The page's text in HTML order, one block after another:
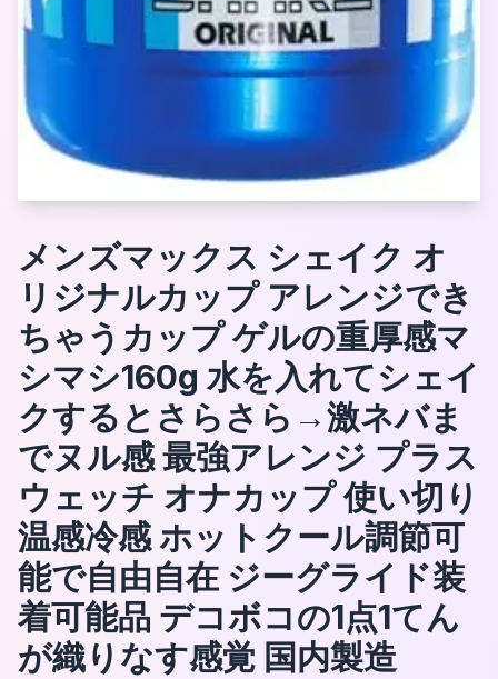
メンズマックス シェイク オ
リジナルカップ アレンジでき
ちゃうカップ ゲルの重厚感マ
シマシ160g 水を入れてシェイ
クするとさらさら→激ネバま
でヌル感 最強アレンジ プラス
ウェッチ オナカップ 使い切り
温感冷感 ホットクール調節可
能で自由自在 ジーグライド装
着可能品 デコボコの1点1てん
が織りなす感覚 国内製造